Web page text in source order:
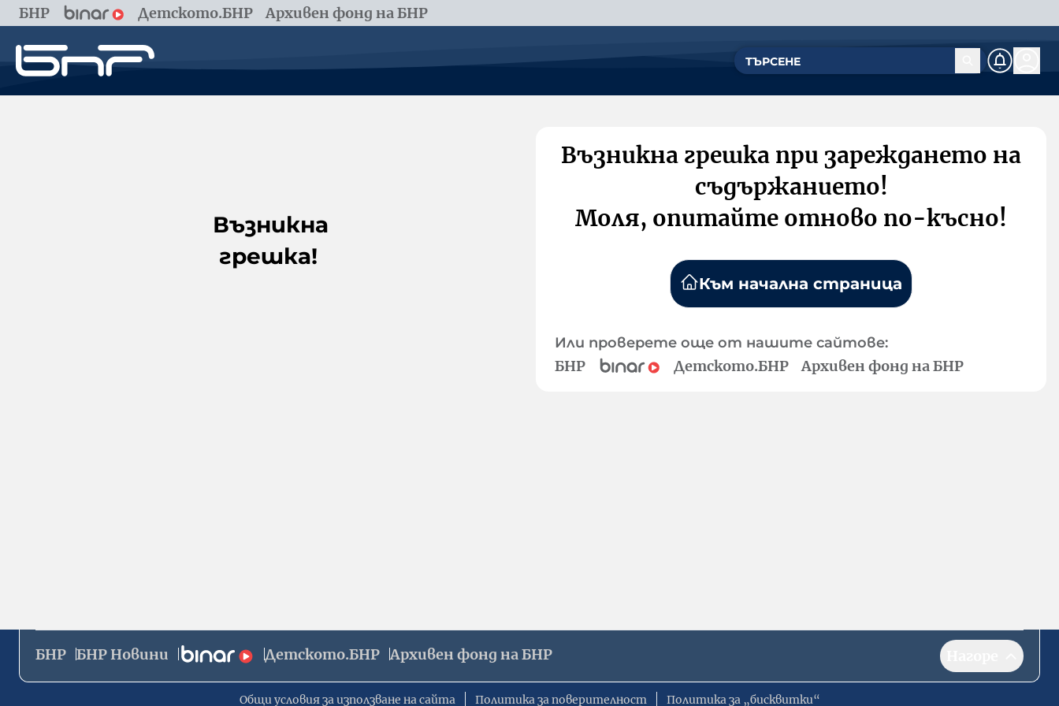
БНР Детското.БНР Архивен фонд на БНР
Възникна
грешка!
Възникна грешка при зареждането на
съдържанието!
Моля, опитайте отново по-късно!
Към начална страница
Или проверете още от нашите сайтове:
БНР Детското.БНР Архивен фонд на БНР
БНР БНР Новини Детското.БНР Архивен фонд на БНР
Общи условия за използване на сайта Политика за поверителност Политика за „бисквитки“